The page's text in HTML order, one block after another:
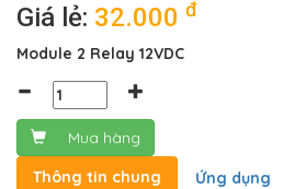
Giá lẻ: 32.000 đ
Module 2 Relay 12VDC
Mua hàng
Thông tin chung
Ứng dụng